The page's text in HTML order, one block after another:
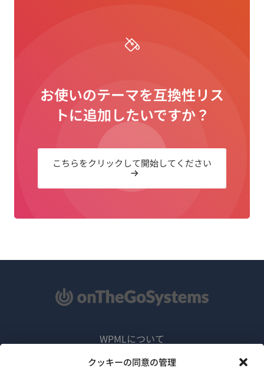
クッキーの同意の管理
お使いのテーマを互換性リス
トに追加したいですか？
こちらをクリックして開始してください
WPMLについて
GDPRおよびプライバシーポリシー